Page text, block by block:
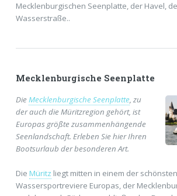
Mecklenburgischen Seenplatte, der Havel,
Wasserstraße..
Mecklenburgische Seenplatte
Die Mecklenburgische Seenplatte, zu
der auch die Müritzregion gehört, ist
Europas größte zusammenhängende
Seenlandschaft. Erleben Sie hier Ihren
Bootsurlaub der besonderen Art.
Die Müritz liegt mitten in einem der schönsten
Wassersportreviere Europas, der